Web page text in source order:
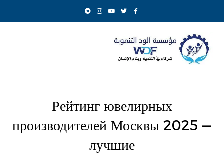
Рейтинг ювелирных
производителей Москвы 2025 —
лучшие